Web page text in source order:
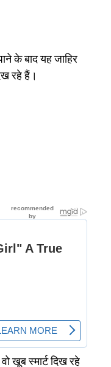
के बाद यह जाहिर
रहे हैं।
खूब स्मार्ट दिख रहे